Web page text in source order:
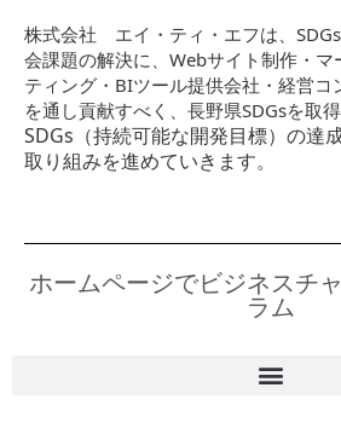
株式会社 エイ・ティ・エフは、
会課題の解決に、Webサイト制作・
ティング・BIツール提供会社・経営コ
を通し貢献すべく、長野県SDGsを取得
SDGs（持続可能な開発目標）の達
取り組みを進めていきます。
ホームページでビジネスチ
ラム